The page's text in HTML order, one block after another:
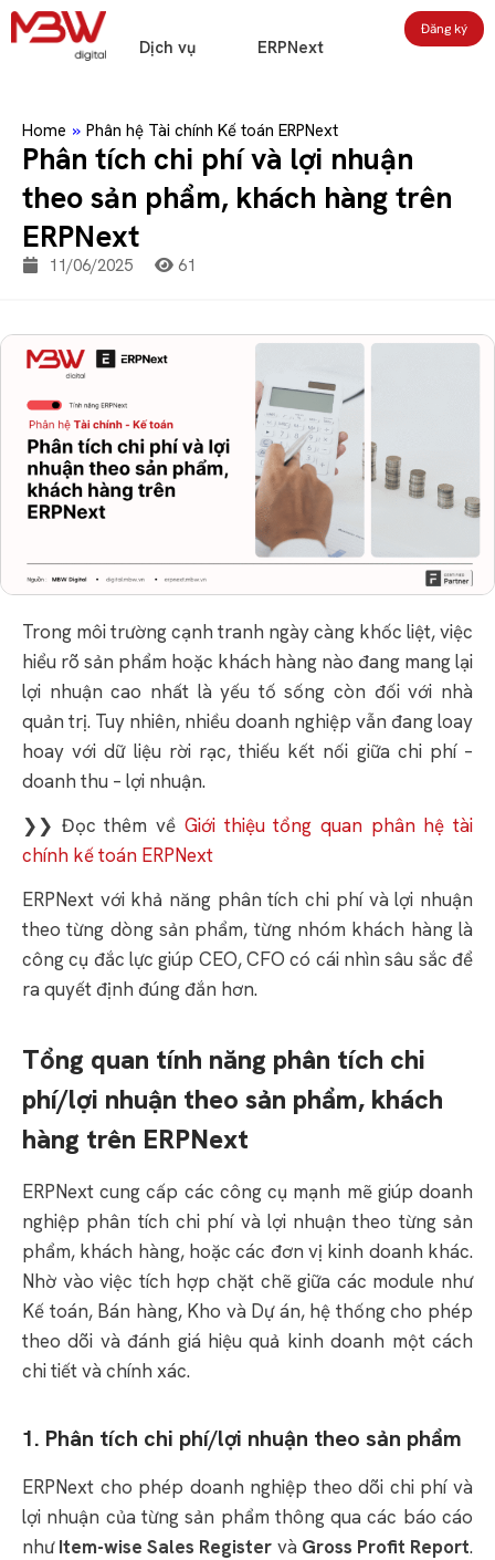
Dịch vụ ERPNext
Đăng ký
Home » Phân hệ Tài chính Kế toán ERPNext
Phân tích chi phí và lợi nhuận
theo sản phẩm, khách hàng trên
ERPNext
11/06/2025 61
Trong môi trường cạnh tranh ngày càng khốc liệt, việc
hiểu rõ sản phẩm hoặc khách hàng nào đang mang lại
lợi nhuận cao nhất là yếu tố sống còn đối với nhà
quản trị. Tuy nhiên, nhiều doanh nghiệp vẫn đang loay
hoay với dữ liệu rời rạc, thiếu kết nối giữa chi phí –
doanh thu – lợi nhuận.
❯❯ Đọc thêm về Giới thiệu tổng quan phân hệ tài
chính kế toán ERPNext
ERPNext với khả năng phân tích chi phí và lợi nhuận
theo từng dòng sản phẩm, từng nhóm khách hàng là
công cụ đắc lực giúp CEO, CFO có cái nhìn sâu sắc để
ra quyết định đúng đắn hơn.
Tổng quan tính năng phân tích chi
phí/lợi nhuận theo sản phẩm, khách
hàng trên ERPNext
ERPNext cung cấp các công cụ mạnh mẽ giúp doanh
nghiệp phân tích chi phí và lợi nhuận theo từng sản
phẩm, khách hàng, hoặc các đơn vị kinh doanh khác.
Nhờ vào việc tích hợp chặt chẽ giữa các module như
Kế toán, Bán hàng, Kho và Dự án, hệ thống cho phép
theo dõi và đánh giá hiệu quả kinh doanh một cách
chi tiết và chính xác.
1. Phân tích chi phí/lợi nhuận theo sản phẩm
ERPNext cho phép doanh nghiệp theo dõi chi phí và
lợi nhuận của từng sản phẩm thông qua các báo cáo
nhưItem-wise Sales Register và Gross Profit Report.